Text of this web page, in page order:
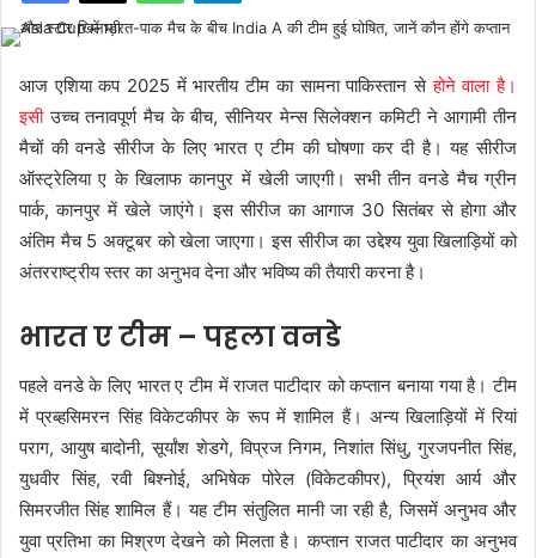
आज एशिया कप 2025 में भारतीय टीम का सामना पाकिस्तान सेहोने वाला है।
इसीउच्च तनावपूर्ण मैच के बीच, सीनियर मेन्स सिलेक्शन कमिटी ने आगामी तीन
मैचों की वनडे सीरीज के लिए भारत ए टीम की घोषणा कर दी है। यह सीरीज
ऑस्ट्रेलिया ए के खिलाफ कानपुर में खेली जाएगी। सभी तीन वनडे मैच ग्रीन
पार्क, कानपुर में खेले जाएंगे। इस सीरीज का आगाज 30 सितंबर से होगा और
अंतिम मैच 5 अक्टूबर को खेला जाएगा। इस सीरीज का उद्देश्य युवा खिलाड़ियों को
अंतरराष्ट्रीय स्तर का अनुभव देना और भविष्य की तैयारी करना है।
भारत ए टीम – पहला वनडे
पहले वनडे के लिए भारत ए टीम में राजत पाटीदार को कप्तान बनाया गया है। टीम
में प्रब्हसिमरन सिंह विकेटकीपर के रूप में शामिल हैं। अन्य खिलाड़ियों में रियां
पराग, आयुष बादोनी, सूर्यांश शेडगे, विप्रज निगम, निशांत सिंधु, गुरजपनीत सिंह,
युधवीर सिंह, रवी बिश्नोई, अभिषेक पोरेल (विकेटकीपर), प्रियंश आर्य और
सिमरजीत सिंह शामिल हैं। यह टीम संतुलित मानी जा रही है, जिसमें अनुभव और
युवा प्रतिभा का मिश्रण देखने को मिलता है। कप्तान राजत पाटीदार का अनुभव